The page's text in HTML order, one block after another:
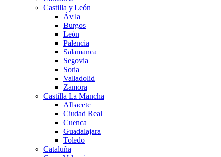
Castilla y León
Ávila
Burgos
León
Palencia
Salamanca
Segovia
Soria
Valladolid
Zamora
Castilla La Mancha
Albacete
Ciudad Real
Cuenca
Guadalajara
Toledo
Cataluña